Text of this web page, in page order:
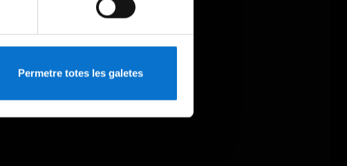
Permetre totes les galetes